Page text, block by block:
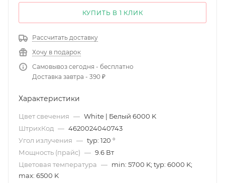
КУПИТЬ В 1 КЛИК
Рассчитать доставку
Хочу в подарок
Самовывоз сегодня - бесплатно
Доставка завтра - 390 ₽
Характеристики
Цвет свечения — White | Белый 6000 K
ШтрихКод — 4620024040743
Угол излучения — typ: 120 °
Мощность (прайс) — 9.6 Вт
Цветовая температура — min: 5700 K; typ: 6000 K;
max: 6500 K